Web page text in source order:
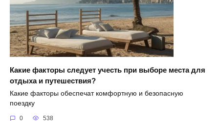
Какие факторы следует учесть при выборе места для
отдыха и путешествия?
Какие факторы обеспечат комфортную и безопасную
поездку
0 538